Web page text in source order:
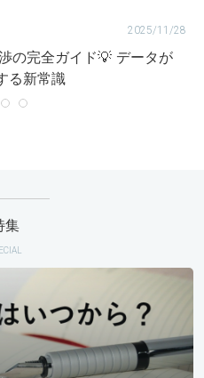
2025/11/28
の完全ガイド💡 データが
る新常識
集